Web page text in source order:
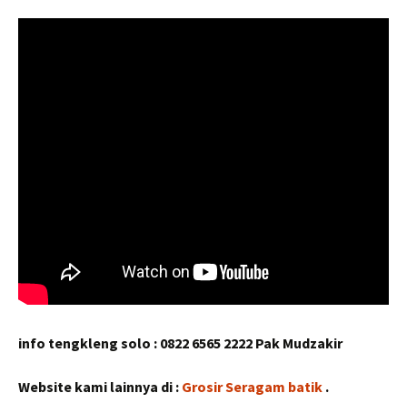
info tengkleng solo : 0822 6565 2222 Pak Mudzakir
Website kami lainnya di : Grosir Seragam batik .